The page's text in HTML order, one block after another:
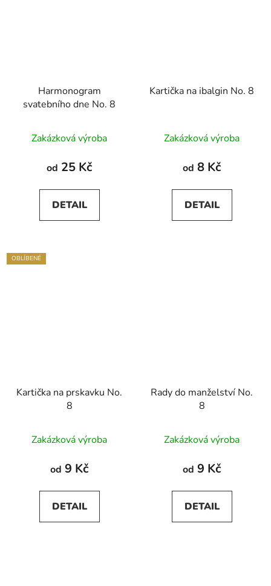
Harmonogram
svatebního dne No. 8
Zakázková výroba
od 25 Kč
DETAIL
Kartička na ibalgin No. 8
Zakázková výroba
od 8 Kč
DETAIL
OBLÍBENÉ
Kartička na prskavku No.
8
Zakázková výroba
od 9 Kč
DETAIL
Rady do manželství No.
8
Zakázková výroba
od 9 Kč
DETAIL